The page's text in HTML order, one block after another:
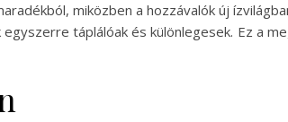
miközben a hozzávalók új
táplálóak és különlegesek. Ez a